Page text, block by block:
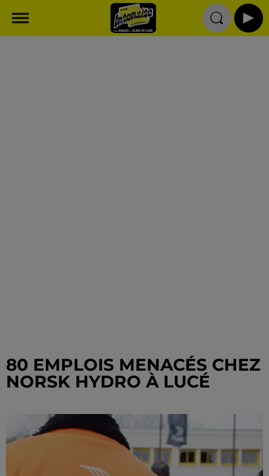
80 EMPLOIS MENACÉS CHEZ
NORSK HYDRO À LUCÉ